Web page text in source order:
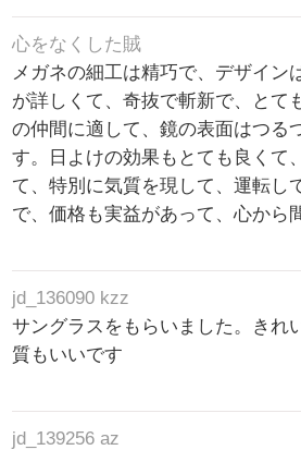
心をなくした賊
メガネの細工は精巧で、デザイン
が詳しくて、奇抜で斬新で、とて
の仲間に適して、鏡の表面はつる
す。日よけの効果もとても良くて
て、特別に気質を現して、運転し
で、価格も実益があって、心から
jd_136090 kzz
サングラスをもらいました。きれ
質もいいです
jd_139256 az